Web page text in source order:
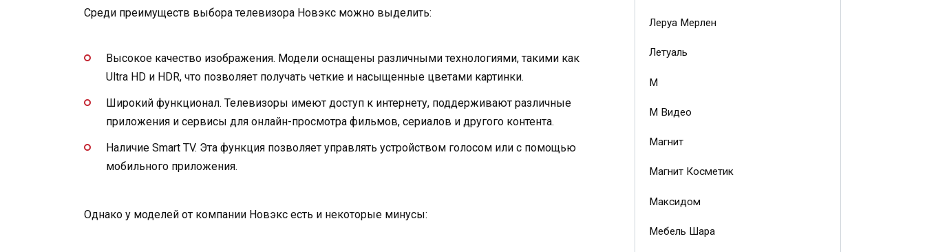
Среди преимуществ выбора телевизора Новэкс можно выделить:
Высокое качество изображения. Модели оснащены различными технологиями, такими как
Ultra HD и HDR, что позволяет получать четкие и насыщенные цветами картинки.
Широкий функционал. Телевизоры имеют доступ к интернету, поддерживают различные
приложения и сервисы для онлайн-просмотра фильмов, сериалов и другого контента.
Наличие Smart TV. Эта функция позволяет управлять устройством голосом или с помощью
мобильного приложения.
Однако у моделей от компании Новэкс есть и некоторые минусы:
Леруа Мерлен
Летуаль
М
М Видео
Магнит
Магнит Косметик
Максидом
Мебель Шара